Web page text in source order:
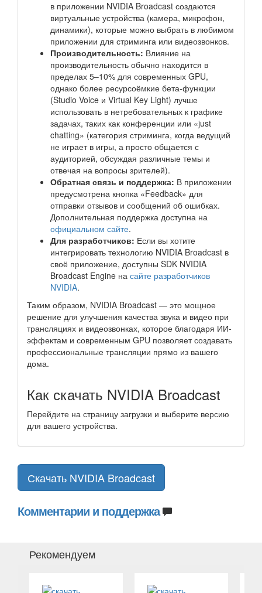
в приложении NVIDIA Broadcast создаются
виртуальные устройства (камера, микрофон,
динамики), которые можно выбрать в любимом
приложении для стриминга или видеозвонков.
Производительность: Влияние на
производительность обычно находится в
пределах 5–10% для современных GPU,
однако более ресурсоёмкие бета-функции
(Studio Voice и Virtual Key Light) лучше
использовать в нетребовательных к графике
задачах, таких как конференции или «just
chatting» (категория стриминга, когда ведущий
не играет в игры, а просто общается с
аудиторией, обсуждая различные темы и
отвечая на вопросы зрителей).
Обратная связь и поддержка: В приложении
предусмотрена кнопка «Feedback» для
отправки отзывов и сообщений об ошибках.
Дополнительная поддержка доступна на
официальном сайте.
Для разработчиков: Если вы хотите
интегрировать технологию NVIDIA Broadcast в
своё приложение, доступны SDK NVIDIA
Broadcast Engine на сайте разработчиков
NVIDIA.
Таким образом, NVIDIA Broadcast — это мощное
решение для улучшения качества звука и видео при
трансляциях и видеозвонках, которое благодаря ИИ-
эффектам и современным GPU позволяет создавать
профессиональные трансляции прямо из вашего
дома.
Как скачать NVIDIA Broadcast
Перейдите на страницу загрузки и выберите версию
для вашего устройства.
Скачать NVIDIA Broadcast
Комментарии и поддержка
Рекомендуем